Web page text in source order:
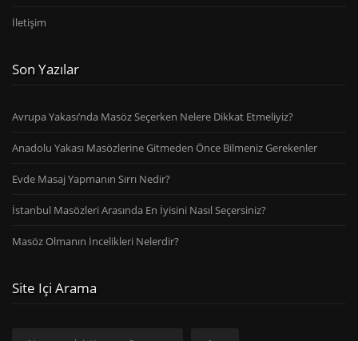
İletişim
Son Yazılar
Avrupa Yakası’nda Masöz Seçerken Nelere Dikkat Etmeliyiz?
Anadolu Yakası Masözlerine Gitmeden Önce Bilmeniz Gerekenler
Evde Masaj Yapmanın Sırrı Nedir?
İstanbul Masözleri Arasında En İyisini Nasıl Seçersiniz?
Masöz Olmanın İncelikleri Nelerdir?
Site Içi Arama